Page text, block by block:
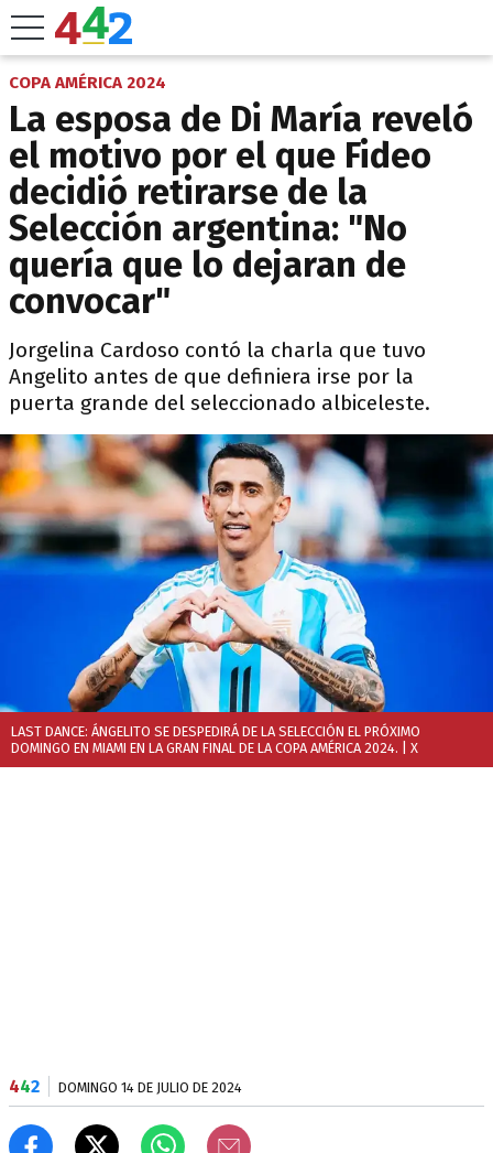
COPA AMÉRICA 2024
La esposa de Di María reveló
el motivo por el que Fideo
decidió retirarse de la
Selección argentina: "No
quería que lo dejaran de
convocar"
Jorgelina Cardoso contó la charla que tuvo
Angelito antes de que definiera irse por la
puerta grande del seleccionado albiceleste.
LAST DANCE: ÁNGELITO SE DESPEDIRÁ DE LA SELECCIÓN EL PRÓXIMO
DOMINGO EN MIAMI EN LA GRAN FINAL DE LA COPA AMÉRICA 2024.
| X
442 DOMINGO 14 DE JULIO DE 2024